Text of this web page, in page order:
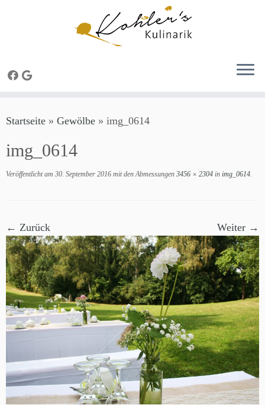
Inhalt
Startseite » Gewölbe » img_0614
img_0614
Veröffentlicht am 30. September 2016 mit den Abmessungen 3456 × 2304 in img_0614.
← Zurück Weiter →